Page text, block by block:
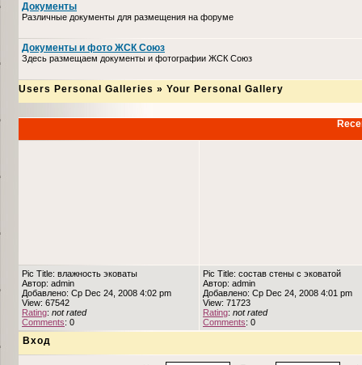
Документы
Различные документы для размещения на форуме
Документы и фото ЖСК Союз
Здесь размещаем документы и фотографии ЖСК Союз
Users Personal Galleries » Your Personal Gallery
Pic Title: влажность эковаты
Автор: admin
Добавлено: Ср Dec 24, 2008 4:02 pm
View: 67542
Rating: not rated
Comments: 0
Pic Title: состав стены с эковатой
Автор: admin
Добавлено: Ср Dec 24, 2008 4:01 pm
View: 71723
Rating: not rated
Comments: 0
Вход